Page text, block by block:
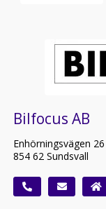
Bilfocus AB
Enhörningsvägen 26
854 62 Sundsvall